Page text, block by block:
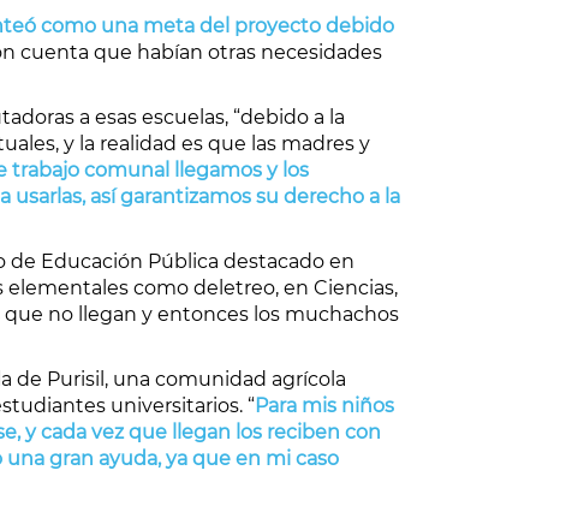
como una meta del proyecto debido
cuenta que habían otras necesidades
a esas escuelas, “debido a la
y la realidad es que las madres y
trabajo comunal llegamos y los
así garantizamos su derecho a la
Educación Pública destacado en
como deletreo, en Ciencias,
que no llegan y entonces los muchachos
de Purisil, una comunidad agrícola
universitarios. “Para mis niños
y cada vez que llegan los reciben con
gran ayuda, ya que en mi caso